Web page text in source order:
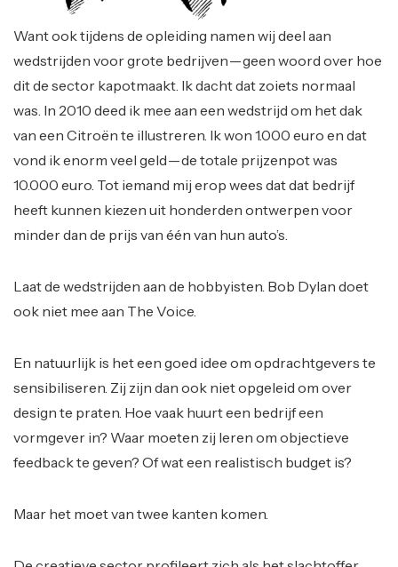
Want ook tijdens de opleiding namen wij deel aan
wedstrijden voor grote bedrijven — geen woord over hoe
dit de sector kapotmaakt. Ik dacht dat zoiets normaal
was. In 2010 deed ik mee aan een wedstrijd om het dak
van een Citroën te illustreren. Ik won 1.000 euro en dat
vond ik enorm veel geld — de totale prijzenpot was
10.000 euro. Tot iemand mij erop wees dat dat bedrijf
heeft kunnen kiezen uit honderden ontwerpen voor
minder dan de prijs van één van hun auto’s.
Laat de wedstrijden aan de hobbyisten. Bob Dylan doet
ook niet mee aan The Voice.
En natuurlijk is het een goed idee om opdrachtgevers te
sensibiliseren. Zij zijn dan ook niet opgeleid om over
design te praten. Hoe vaak huurt een bedrijf een
vormgever in? Waar moeten zij leren om objectieve
feedback te geven? Of wat een realistisch budget is?
Maar het moet van twee kanten komen.